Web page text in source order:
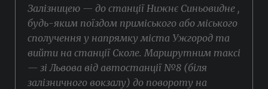
Залізницею — до станції Нижнє Синьовидне ,
будь-яким поїздом приміського або міського
сполучення у напрямку міста Ужгород та
вийти на станції Сколе. Маршрутним таксі
— зі Львова від автостанції №8 (біля
залізничного вокзалу) до повороту на